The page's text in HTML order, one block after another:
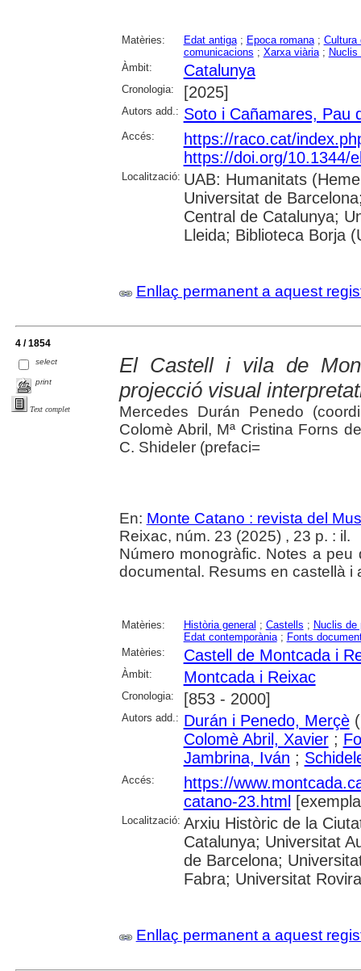
Matèries: Edat antiga; Epoca romana; Cultura
comunicacions ; Xarxa viària; Nuclis
Àmbit:
Catalunya
Cronologia: [2025]
Autors add.: Soto i Cañamares, Pau
Accés:
https://raco.cat/
https://doi.org/10.1344/
Localització: UAB: Humanitats
Universitat de
Central de Catalunya;
Lleida; Biblioteca Borja
Enllaç permanent a aquest
4 / 1854
select
print
Text complet
El Castell i vila de
projecció visual
Mercedes Durán Penedo
Colomè Abril, Mª Cristina Forns
C. Shideler (prefaci=
En: Monte Catano : revista del
Reixac, núm. 23 (2025) , 23 p. : il.
Número monogràfic. Notes a
documental. Resums en castellà i
Matèries: Història general ; Castells ; Nuclis de
Edat contemporània; Fonts
Matèries:
Castell de Montcada i
Àmbit: Montcada i Reixac
Cronologia: [853 - 2000]
Autors add.: Durán i Penedo, Merçè
Colomè Abril, Xavier;
Jambrina, Iván ;
Accés:
https://
catano-23.html
Localització: Arxiu Històric de la
Catalunya; Universitat
de Barcelona;
Fabra; Universitat
Enllaç permanent a aquest